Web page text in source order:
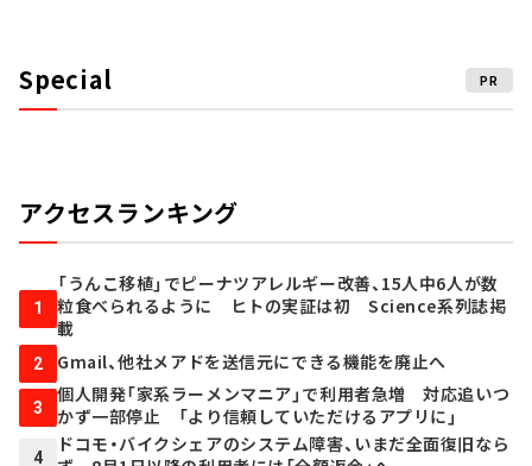
Special PR
アクセスランキング
1
「うんこ移植」でピーナツアレルギー改善、15人中6人が数
粒食べられるように ヒトの実証は初 Science系列誌掲
載
2 Gmail、他社メアドを送信元にできる機能を廃止へ
3
個人開発「家系ラーメンマニア」で利用者急増 対応追いつ
かず一部停止 「より信頼していただけるアプリに」
4
ドコモ・バイクシェアのシステム障害、いまだ全面復旧なら